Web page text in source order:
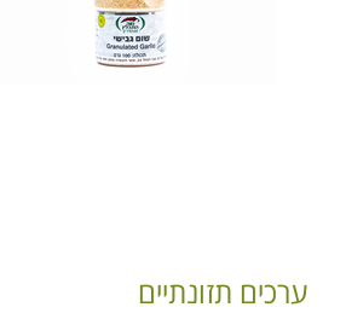
ערכים תזונתיים